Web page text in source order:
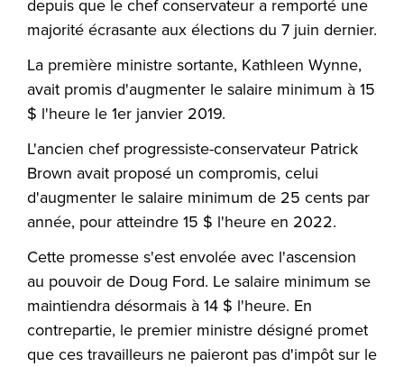
depuis que le chef conservateur a remporté une
majorité écrasante aux élections du 7 juin dernier.
La première ministre sortante, Kathleen Wynne,
avait promis d'augmenter le salaire minimum à 15
$ l'heure le 1er janvier 2019.
L'ancien chef progressiste-conservateur Patrick
Brown avait proposé un compromis, celui
d'augmenter le salaire minimum de 25 cents par
année, pour atteindre 15 $ l'heure en 2022.
Cette promesse s'est envolée avec l'ascension
au pouvoir de Doug Ford. Le salaire minimum se
maintiendra désormais à 14 $ l'heure. En
contrepartie, le premier ministre désigné promet
que ces travailleurs ne paieront pas d'impôt sur le